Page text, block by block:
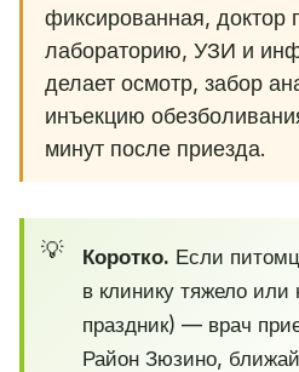
фиксированная, доктор
лабораторию, УЗИ и
делает осмотр, забор
инъекцию
минут после приезда.
Коротко. Если
в клинику тяжело или
праздник) — врач
Район Зюзино,